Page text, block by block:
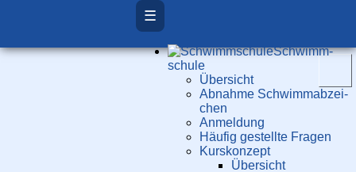
☰
Schwimm­
schule
Übersicht
Ab­nah­me Schwimm­ab­zei­
chen
Anmeldung
Häufig gestellte Fragen
Kurs­konzept
Übersicht